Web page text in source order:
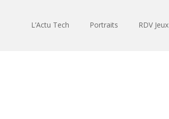
L’Actu Tech Portraits RDV Jeux